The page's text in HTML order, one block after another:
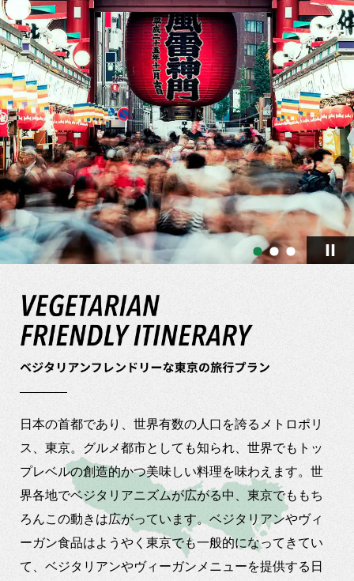
日本の首都であり、世界有数の人口を誇るメトロポリ
ス、東京。グルメ都市としても知られ、世界でもトッ
プレベルの創造的かつ美味しい料理を味わえます。世
界各地でベジタリアニズムが広がる中、東京でももち
ろんこの動きは広がっています。ベジタリアンやヴィ
ーガン食品はようやく東京でも一般的になってきてい
て、ベジタリアンやヴィーガンメニューを提供する日